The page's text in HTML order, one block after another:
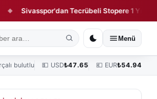
Sivasspor'dan Tecrübeli Stopere 1 Yıllık
Yaşam Sivas Vefat Edenler Köşe
Menü
bulutlu 💵 USD₺47.65 💶 EUR₺54.94